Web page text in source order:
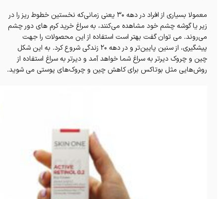
معمولا بسیاری از افراد در دهه ۳۰ یعنی زمانی‌که نخستین خطوط ریز را در
زیر یا گوشه چشم خود مشاهده می‌کنند، به سراغ خرید کرم های دور چشم
می‌روند. می توان گفت بهتر است استفاده از این محصولات را جهت
پیشگیری، از سنین پایین‌تر و در دهه ۲۰ زندگی شروع کرد. به این شکل
چین و چروک دیرتر به سراغ شما خواهد آمد و دیرتر به سراغ استفاده از
روش‌هایی مثل بوتاکس برای کاهش چین و چروک‌های پوستی می شوید.